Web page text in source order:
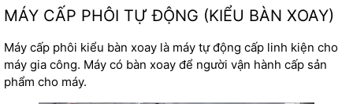
MÁY CẤP PHÔI TỰ ĐỘNG (KIỂU BÀN XOAY)
Máy cấp phôi kiểu bàn xoay là máy tự động cấp linh kiện cho
máy gia công. Máy có bàn xoay để người vận hành cấp sản
phẩm cho máy.